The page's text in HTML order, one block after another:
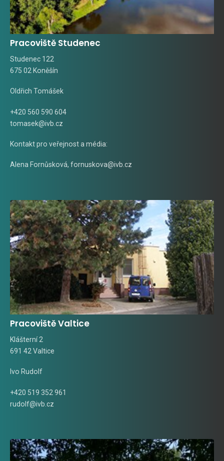
Pracoviště Studenec
Studenec 122
675 02 Koněšín
Oldřich Tomášek
+420 560 590 604
tomasek@ivb.cz
Kontakt pro veřejnost a média:
Alena Fornůsková, fornuskova@ivb.cz
Pracoviště Valtice
Klášterní 2
691 42 Valtice
Ivo Rudolf
+420 519 352 961
rudolf@ivb.cz